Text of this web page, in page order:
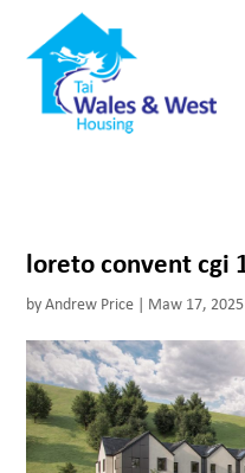
loreto convent cgi
byAndrew Price | Maw 17, 2025